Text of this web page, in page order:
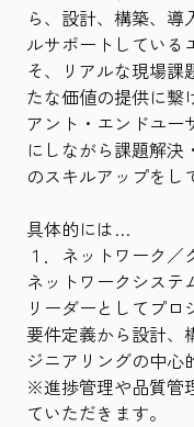
ら、設計、構築、導
ルサポートしている
そ、リアルな現場課
たな価値の提供に繋
アント・エンドユー
にしながら課題解決
のスキルアップをし
具体的には…
１．ネットワーク
ネットワークシステ
リーダーとしてプロ
要件定義から設計、
ジニアリングの中心
※進捗管理や品質管
ていただきます。